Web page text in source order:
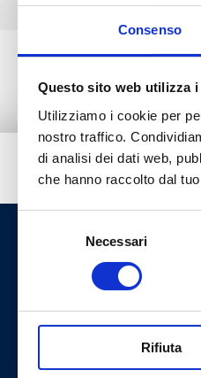
Consenso
Questo sito web utilizza
Utilizziamo i cookie per
nostro traffico.
di analisi dei dati web,
che hanno raccolto dal
Necessari
Rifiuta
G 3/